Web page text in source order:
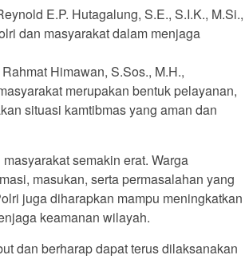
E.P. Hutagalung, S.E., S.I.K., M.Si.,
dan masyarakat dalam menjaga
Himawan, S.Sos., M.H.,
merupakan bentuk pelayanan,
situasi kamtibmas yang aman dan
semakin erat. Warga
masukan, serta permasalahan yang
juga diharapkan mampu meningkatkan
keamanan wilayah.
dan berharap dapat terus dilaksanakan